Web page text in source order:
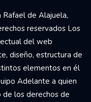
de Alajuela,
reservados Los
del web
diseño, estructura de
elementos en él
Adelante a quien
de los derechos de